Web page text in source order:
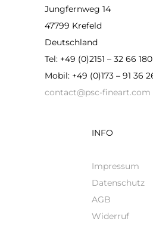
Jungfernweg 14
47799 Krefeld
Deutschland
Tel: +49 (0)2151 – 32 66 180
Mobil: +49 (0)173 – 91 36
contact@psc-fineart.com
INFO
Impressum
Datenschutz
AGB
Widerruf